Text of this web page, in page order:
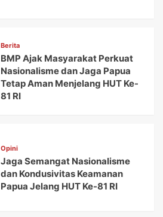
Berita
BMP Ajak Masyarakat Perkuat
Nasionalisme dan Jaga Papua
Tetap Aman Menjelang HUT Ke-
81 RI
Opini
Jaga Semangat Nasionalisme
dan Kondusivitas Keamanan
Papua Jelang HUT Ke-81 RI